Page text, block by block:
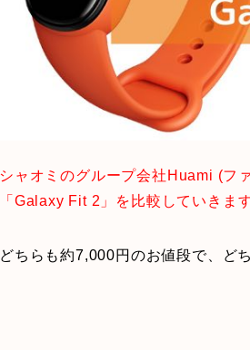
シャオミのグループ会社Huami (フ
「Galaxy Fit 2」を比較していきます
どちらも約7,000円のお値段で、ど